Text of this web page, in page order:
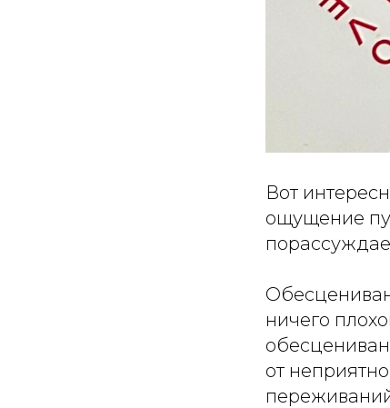
Вот
ощущение
ничего
от